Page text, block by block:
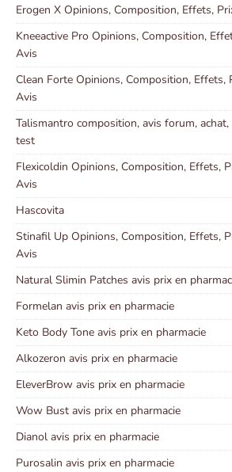
Erogen X Opinions, Composition, Effets,
Kneeactive Pro Opinions, Composition,
Avis
Clean Forte Opinions, Composition, Effets,
Avis
Talismantro composition, avis forum,
test
Flexicoldin Opinions, Composition, Effets,
Avis
Hascovita
Stinafil Up Opinions, Composition, Effets,
Avis
Natural Slimin Patches avis prix en
Formelan avis prix en pharmacie
Keto Body Tone avis prix en pharmacie
Alkozeron avis prix en pharmacie
EleverBrow avis prix en pharmacie
Wow Bust avis prix en pharmacie
Dianol avis prix en pharmacie
Purosalin avis prix en pharmacie